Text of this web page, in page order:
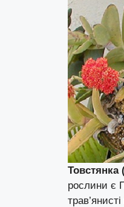
Товстянка
рослини є